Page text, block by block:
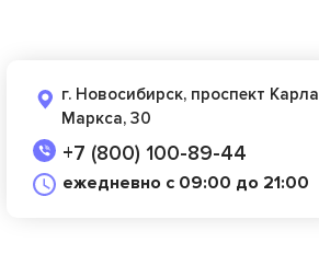
г. Новосибирск, проспект Карла
Маркса, 30
+7 (800) 100-89-44
ежедневно с 09:00 до 21:00